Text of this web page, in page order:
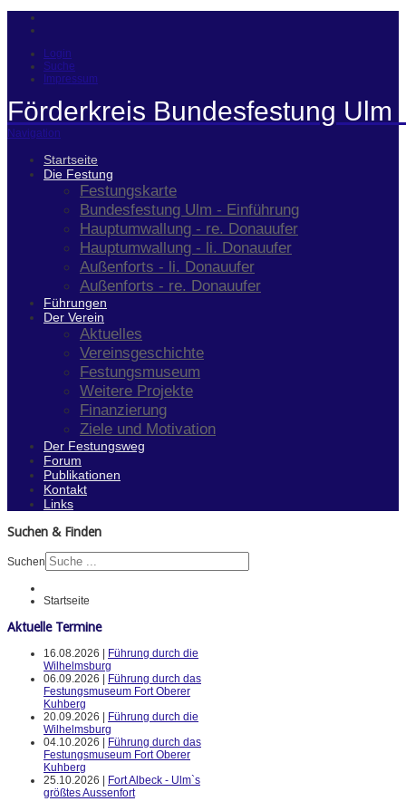
Login
Suche
Impressum
Förderkreis Bundesfestung Ulm
Navigation
Startseite
Die Festung
Festungskarte
Bundesfestung Ulm - Einführung
Hauptumwallung - re. Donauufer
Hauptumwallung - li. Donauufer
Außenforts - li. Donauufer
Außenforts - re. Donauufer
Führungen
Der Verein
Aktuelles
Vereinsgeschichte
Festungsmuseum
Weitere Projekte
Finanzierung
Ziele und Motivation
Der Festungsweg
Forum
Publikationen
Kontakt
Links
Suchen & Finden
Suchen
Startseite
Aktuelle Termine
16.08.2026 |
Führung durch die
Wilhelmsburg
06.09.2026 |
Führung durch das
Festungsmuseum Fort Oberer
Kuhberg
20.09.2026 |
Führung durch die
Wilhelmsburg
04.10.2026 |
Führung durch das
Festungsmuseum Fort Oberer
Kuhberg
25.10.2026 |
Fort Albeck - Ulm`s
größtes Aussenfort